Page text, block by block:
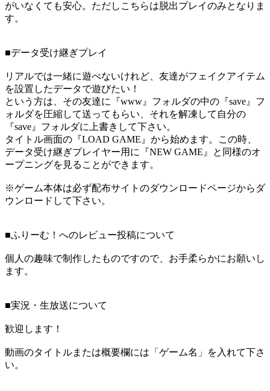
がいなくても安心。ただしこちらは脱出プレイのみとなりま
す。
■データ受け継ぎプレイ
リアルでは一緒に遊べないけれど、友達がフェイクアイテム
を設置したデータで遊びたい！
という方は、その友達に『www』フォルダの中の『save』フ
ォルダを圧縮して送ってもらい、それを解凍して自分の
『save』フォルダに上書きして下さい。
タイトル画面の『LOAD GAME』から始めます。この時、
データ受け継ぎプレイヤー用に『NEW GAME』と同様のオ
ープニングを見ることができます。
※ゲーム本体は必ず配布サイトのダウンロードページからダ
ウンロードして下さい。
■ふりーむ！へのレビュー投稿について
個人の趣味で制作したものですので、お手柔らかにお願いし
ます。
■実況・生放送について
歓迎します！
動画のタイトルまたは概要欄には「ゲーム名」を入れて下さ
い。